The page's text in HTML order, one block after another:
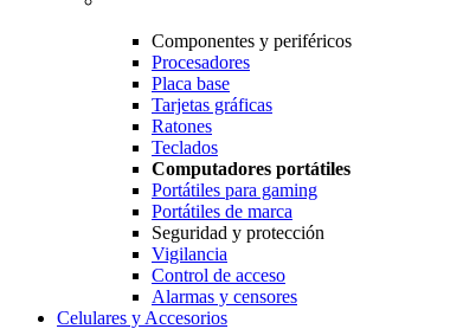
Componentes y periféricos
Procesadores
Placa base
Tarjetas gráficas
Ratones
Teclados
Computadores portátiles
Portátiles para gaming
Portátiles de marca
Seguridad y protección
Vigilancia
Control de acceso
Alarmas y censores
Celulares y Accesorios